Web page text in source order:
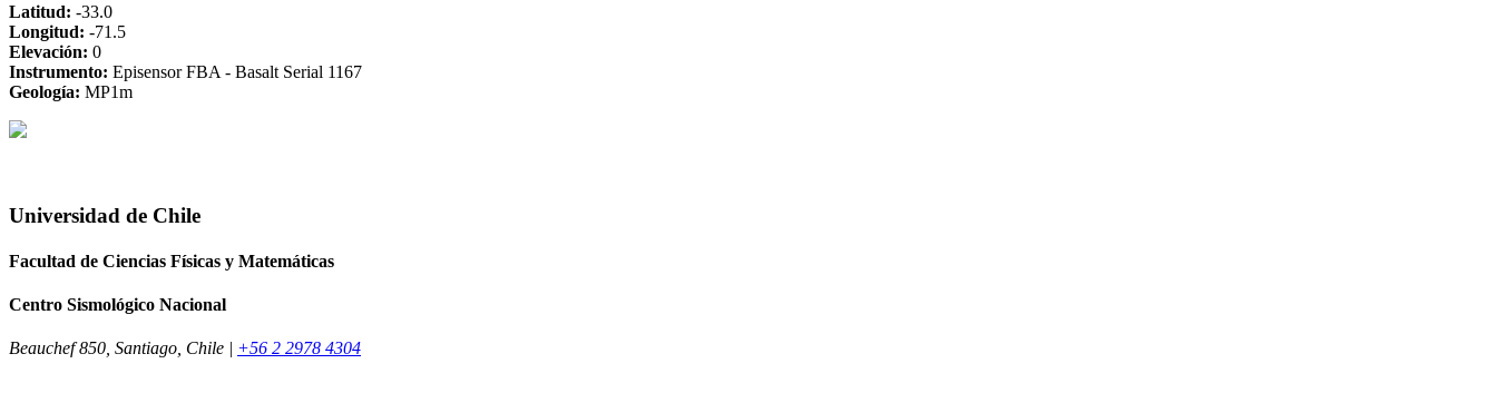
Latitud: -33.0
Longitud: -71.5
Elevación: 0
Instrumento: Episensor FBA - Basalt Serial 1167
Geología: MP1m
Universidad de Chile
Facultad de Ciencias Físicas y Matemáticas
Centro Sismológico Nacional
Beauchef 850, Santiago, Chile | +56 2 2978 4304